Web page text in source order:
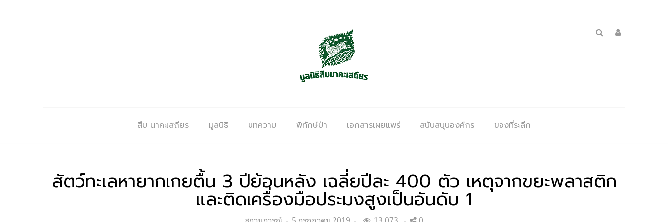
สืบ นาคะเสถียร มูลนิธิ บทความ พิทักษ์ป่า เอกสารเผยแพร่ สนับสนุนองค์กร ของที่ระลึก
สัตว์ทะเลหายากเกยตื้น 3 ปีย้อนหลัง เฉลี่ยปีละ 400 ตัว เหตุจากขยะพลาสติก
และติดเครื่องมือประมงสูงเป็นอันดับ 1
Categories:
สถานการณ์ Posted
5 กรกฎาคม 2019 13,073 0